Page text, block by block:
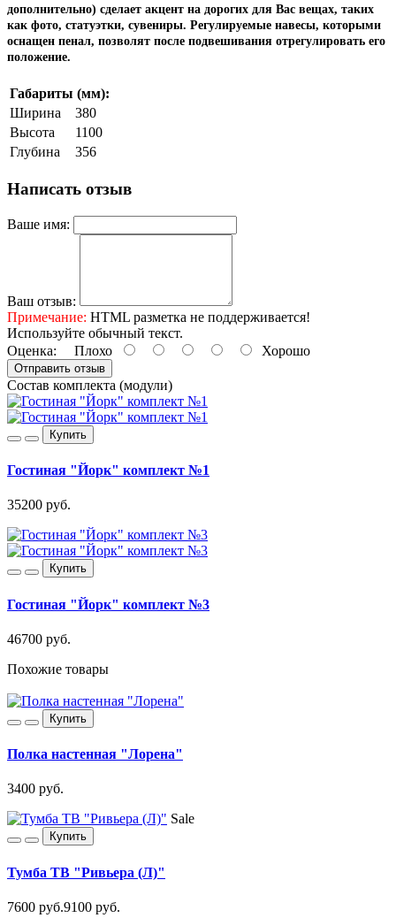
дополнительно) сделает акцент на дорогих для Вас вещах, таких
как фото, статуэтки, сувениры. Регулируемые навесы, которыми
оснащен пенал, позволят после подвешивания отрегулировать его
положение.
Габариты (мм):
Ширина
380
Высота
1100
Глубина
356
Написать отзыв
Ваше имя:
Ваш отзыв:
Примечание: HTML разметка не поддерживается!
Используйте обычный текст.
Оценка: Плохо Хорошо
Отправить отзыв
Состав комплекта (модули)
Купить
Гостиная "Йорк" комплект №1
35200 руб.
Купить
Гостиная "Йорк" комплект №3
46700 руб.
Похожие товары
Купить
Полка настенная "Лорена"
3400 руб.
Sale
Купить
Тумба ТВ "Ривьера (Л)"
7600 руб.9100 руб.